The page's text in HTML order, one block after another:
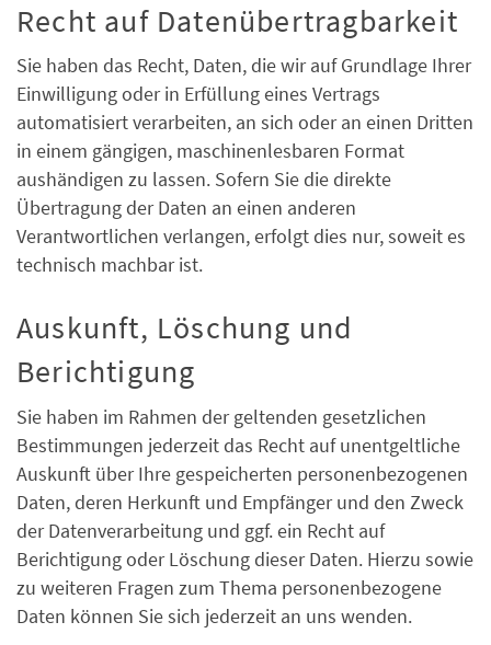
Recht auf Daten­übertrag­barkeit
Sie haben das Recht, Daten, die wir auf Grundlage Ihrer
Einwilligung oder in Erfüllung eines Vertrags
automatisiert verarbeiten, an sich oder an einen Dritten
in einem gängigen, maschinenlesbaren Format
aushändigen zu lassen. Sofern Sie die direkte
Übertragung der Daten an einen anderen
Verantwortlichen verlangen, erfolgt dies nur, soweit es
technisch machbar ist.
Auskunft, Löschung und
Berichtigung
Sie haben im Rahmen der geltenden gesetzlichen
Bestimmungen jederzeit das Recht auf unentgeltliche
Auskunft über Ihre gespeicherten personenbezogenen
Daten, deren Herkunft und Empfänger und den Zweck
der Datenverarbeitung und ggf. ein Recht auf
Berichtigung oder Löschung dieser Daten. Hierzu sowie
zu weiteren Fragen zum Thema personenbezogene
Daten können Sie sich jederzeit an uns wenden.